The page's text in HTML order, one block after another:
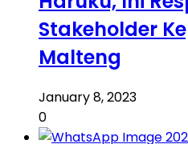
Stakeholder
Malteng
January 8, 2023
0